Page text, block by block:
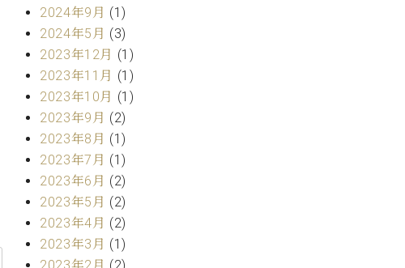
2024年9月 (1)
2024年5月 (3)
2023年12月 (1)
2023年11月 (1)
2023年10月 (1)
2023年9月 (2)
2023年8月 (1)
2023年7月 (1)
2023年6月 (2)
2023年5月 (2)
2023年4月 (2)
2023年3月 (1)
2023年2月 (2)